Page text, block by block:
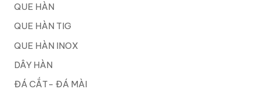
QUE HÀN
QUE HÀN TIG
QUE HÀN INOX
DÂY HÀN
ĐÁ CẮT- ĐÁ MÀI